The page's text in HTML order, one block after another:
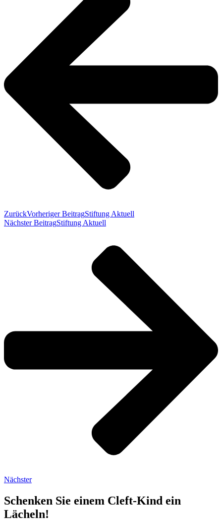
ZurückVorheriger BeitragStiftung Aktuell
Nächster BeitragStiftung Aktuell
Nächster
Schenken Sie einem Cleft-Kind ein
Lächeln!